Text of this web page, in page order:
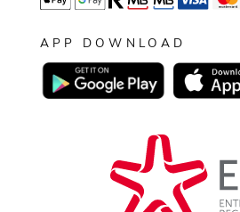
APP DOWNLOAD